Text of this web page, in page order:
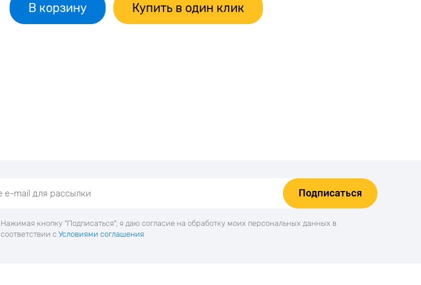
В корзину Купить в один клик
Подписаться
Нажимая кнопку "Подписаться", я даю согласие на обработку моих персональных данных в
соответствии с Условиями соглашения